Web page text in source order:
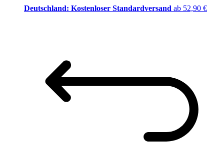
Deutschland: Kostenloser Standardversand ab 52,90 €